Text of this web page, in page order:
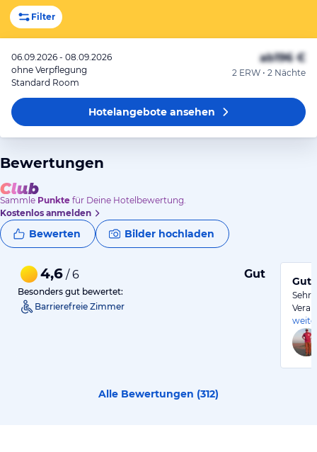
Filter
06.09.2026 - 08.09.2026
ohne Verpflegung
Standard Room
ab196 €
2 ERW • 2 Nächte
Hotelangeboteansehen
Bewertungen
Sammle Punkte für Deine Hotelbewertung.
Kostenlos anmelden
Bewerten Bilder hochladen
4,6 / 6 Gut
Besonders gut bewertet:
Barrierefreie Zimmer
Sehr
Alle Bewertungen (312)